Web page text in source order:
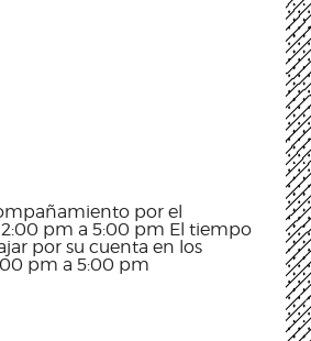
por el
2:00 pm a 5:00 pm El tiempo
por su cuenta en los
pm a 5:00 pm